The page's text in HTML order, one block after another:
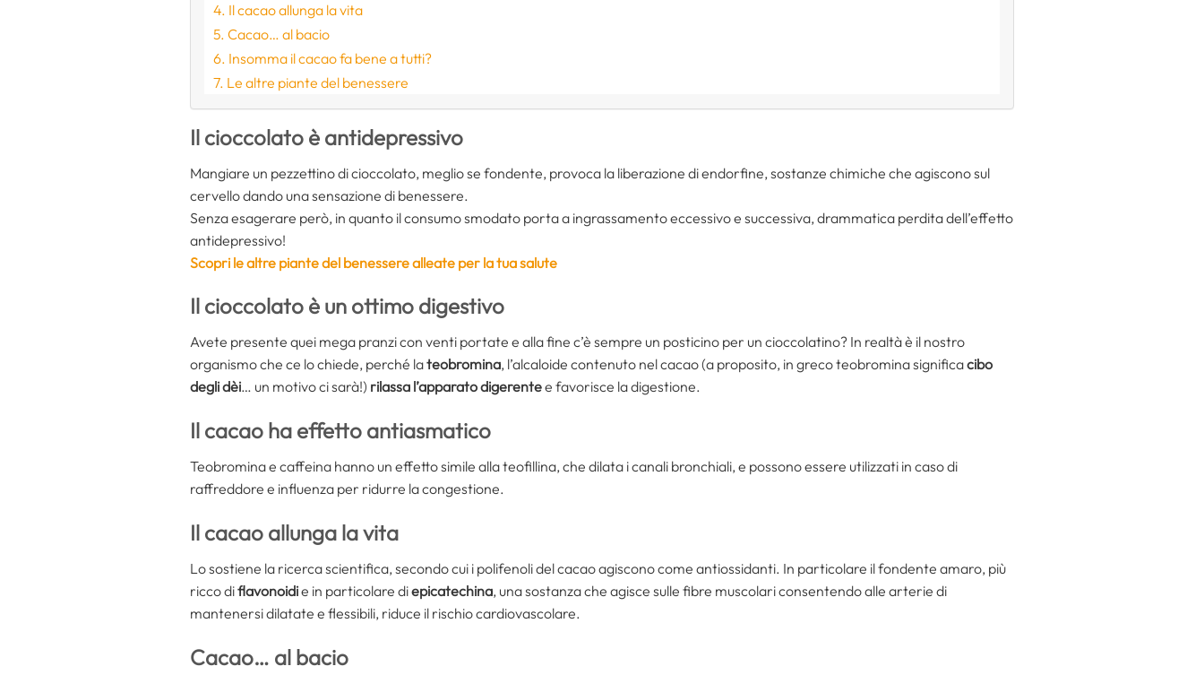
Il cacao allunga la vita
Cacao… al bacio
Insomma il cacao fa bene a tutti?
Le altre piante del benessere
Il cioccolato è antidepressivo
Mangiare un pezzettino di cioccolato, meglio se fondente, provoca la liberazione di endorfine, sostanze chimiche che agiscono sul
cervello dando una sensazione di benessere.
Senza esagerare però, in quanto il consumo smodato porta a ingrassamento eccessivo e successiva, drammatica perdita dell’effetto
antidepressivo!
Scopri le altre piante del benessere alleate per la tua salute
Il cioccolato è un ottimo digestivo
Avete presente quei mega pranzi con venti portate e alla fine c’è sempre un posticino per un cioccolatino? In realtà è il nostro
organismo che ce lo chiede, perché lateobromina, l’alcaloide contenuto nel cacao (a proposito, in greco teobromina significacibo
degli dèi… un motivo ci sarà!) rilassa l’apparato digerentee favorisce la digestione.
Il cacao ha effetto antiasmatico
Teobromina e caffeina hanno un effetto simile alla teofillina, che dilata i canali bronchiali, e possono essere utilizzati in caso di
raffreddore e influenza per ridurre la congestione.
Il cacao allunga la vita
Lo sostiene la ricerca scientifica, secondo cui i polifenoli del cacao agiscono come antiossidanti. In particolare il fondente amaro, più
ricco diflavonoidie in particolare diepicatechina, una sostanza che agisce sulle fibre muscolari consentendo alle arterie di
mantenersi dilatate e flessibili, riduce il rischio cardiovascolare.
Cacao… al bacio